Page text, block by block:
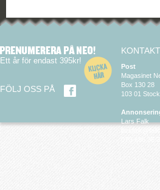
Ett år för endast 395kr!
FÖLJ OSS PÅ
KONTAKT
Post
Magasinet
Box 130 28
103 01
Lars Falk